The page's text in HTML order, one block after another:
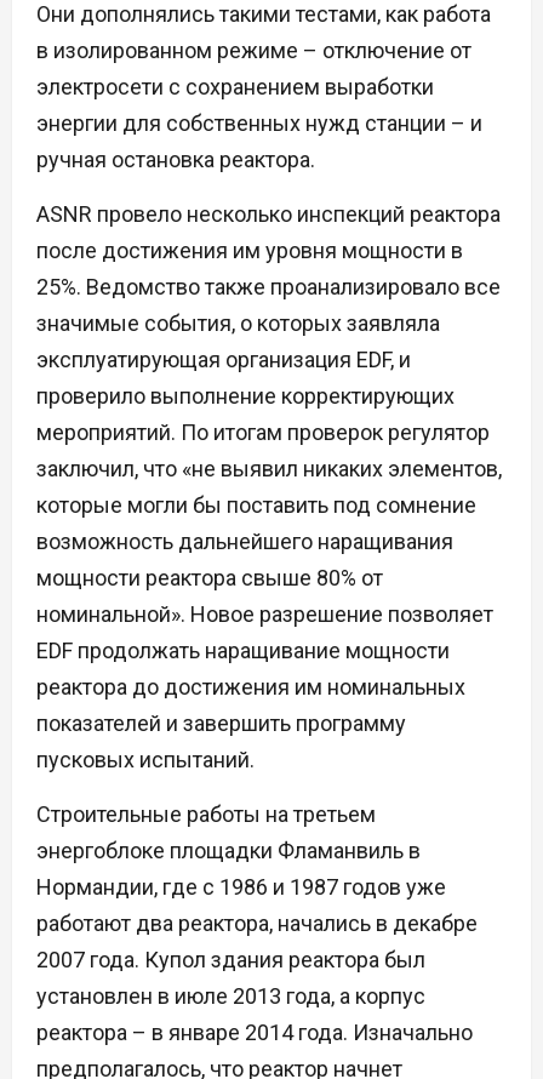
Они дополнялись такими тестами, как работа
в изолированном режиме – отключение от
электросети с сохранением выработки
энергии для собственных нужд станции – и
ручная остановка реактора.
ASNR провело несколько инспекций реактора
после достижения им уровня мощности в
25%. Ведомство также проанализировало все
значимые события, о которых заявляла
эксплуатирующая организация EDF, и
проверило выполнение корректирующих
мероприятий. По итогам проверок регулятор
заключил, что «не выявил никаких элементов,
которые могли бы поставить под сомнение
возможность дальнейшего наращивания
мощности реактора свыше 80% от
номинальной». Новое разрешение позволяет
EDF продолжать наращивание мощности
реактора до достижения им номинальных
показателей и завершить программу
пусковых испытаний.
Строительные работы на третьем
энергоблоке площадки Фламанвиль в
Нормандии, где с 1986 и 1987 годов уже
работают два реактора, начались в декабре
2007 года. Купол здания реактора был
установлен в июле 2013 года, а корпус
реактора – в январе 2014 года. Изначально
предполагалось, что реактор начнет